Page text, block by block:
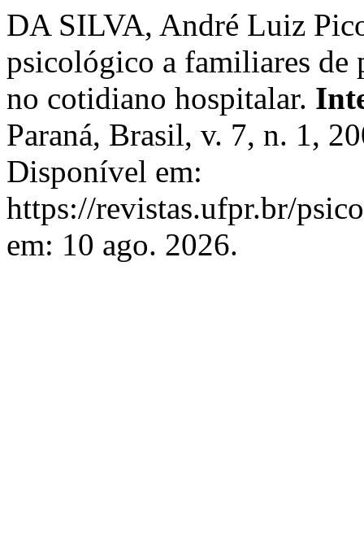
DA SILVA, André Luiz
psicológico a familiares de
no cotidiano hospitalar.
Paraná, Brasil, v. 7, n. 1,
Disponível em:
https://revistas.ufpr.br/
em: 10 ago. 2026.